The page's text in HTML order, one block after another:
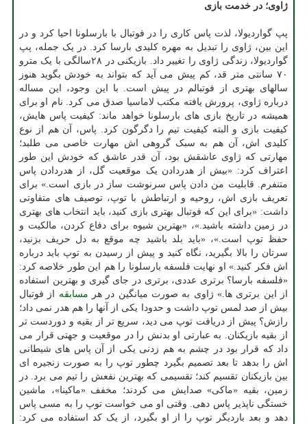
ژاوی؛ در خدمت بازی
پپ گواردیولا، لذت پاس کاری را در فوتبال با بارسلونا احیا کرد و در
این بین، ژاوی را تبدیل به مهره کلیدی بارسا کرد. در یک جمله، پپ
گواردیولا، زندگی ژاوی را تغییر داد. بازیکنی در ۲۸سالگی با یک مترو
۷۰ سانتی متر قد، کم پیش می آید که بتواند به خودش بگوید هنوز
سالهای بهتری از فوتبالم در پیش است. با این وجود، این مساله
درباره ژاوی، پرورش یافته مکتب لاماسیا صدق می کرد. نام او برای
همیشه در تاریخ بازی های بارسلونا خواهد ماند: کیفیت پاس هایش،
کیفیت بازی و البته کیفیت تیم را دگرگون کرد. پاس، آن هم از نوع
کلیدی اش، آن هم به سبک گروهی اش مهارت خاصی می طلبد؛
مهارتی که ژاوی عاشقش بود، آن قدر عاشق که خودش این طور
اعتراف کرد: «بیش از هدردادن یک موقعیت گل، از هدردادن پاس
متنفرم. قابلیت من دادن پاس سرنوشت ساز در بازی است.» برای
تعریف بازی اش، روحیه و ارتباطش با توپ، توصیف های متفاوتی
داشت: «برای این که فوتبال بهتری بازی کنید، باید انتخاب های بهتری
در زمین داشته باشید.»، «بهترین شیوه برای دفاع کردن، مالکیت و
حفظ توپ است.»، «باید بلد باشید چه موقع به دل حریف بزنید،
سرتان را بالا بگیرید، نگاه کنید و پیش از رسیدن به توپ باید درباره
اش فکر کنید.» او نهایت فلسفه بارسلونا را هم این طور خلاصه کرد:
«فلسفه بارسا؟ برتری عددی، برتری در جای گیری و بهترین استفاده
از این برتری ها.» ژاوی به صورت میانگین در هر مسابقه از فوتبال
بیش از صد لمس توپ داشت و حدودا یکی از آنها را هم هدر نمی داد؛
رازش؟ پیش از دریافت توپ می دید، سریع تر از بقیه و دوردست تر
از بقیه بازیکنان. به عبارتی او بدنش را در موقعیت و جهتی قرار می
داد که قرار بود در چشم به هم زدنی یکی از آن پاس های شیطانی
اش را بدهد تا بعد تصمیم بگیرد چطور توپ را به صورت زنجیره ای
بین بازیکنان تقسیم کند؛ تقسیمی که بهترین نفعش را تیم می برد. در
زمین، بقیه «ماکی» صدایش می کردند؛ مخفف «ماکینا»، ماشین
خستگی ناپذیر پاس دهی. وقتی او می خواست توپ را به مسی پاس
دهد و بعد باردیگر توپ را از او بگیرد، از یک کد استفاده می کرد: